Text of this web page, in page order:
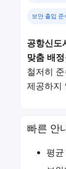
보안 출입 준
공항신도
맞춤 배정
철저히
제공하지
빠른 안
평